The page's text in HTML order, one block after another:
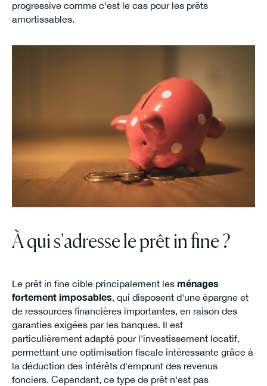
progressive comme c'est le cas pour les prêts
amortissables.
À qui s'adresse le prêt in fine ?
Le prêt in fine cible principalement les ménages
fortement imposables, qui disposent d'une épargne et
de ressources financières importantes, en raison des
garanties exigées par les banques. Il est
particulièrement adapté pour l'investissement locatif,
permettant une optimisation fiscale intéressante grâce à
la déduction des intérêts d'emprunt des revenus
fonciers. Cependant, ce type de prêt n'est pas